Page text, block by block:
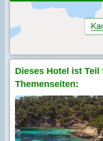
Dieses Hotel ist
Themenseiten: